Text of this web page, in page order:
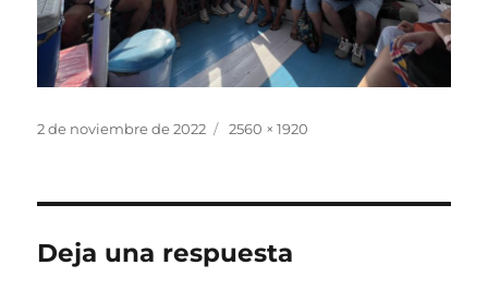
Publicado
2 de noviembre de 2022
Tamaño
2560 × 1920
Deja una respuesta